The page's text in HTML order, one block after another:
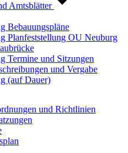
Amtsblätter
Bebauungspläne
Planfeststellung OU Neuburg
Termine und Sitzungen
und Vergabe
(auf Dauer)
und Richtlinien